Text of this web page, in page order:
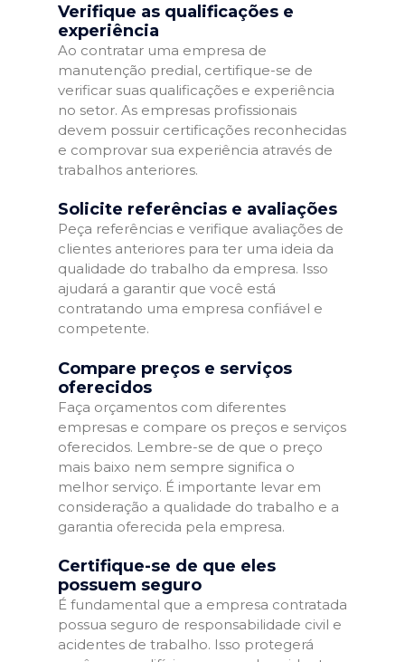
Verifique as qualificações e
experiência
Ao contratar uma empresa de
manutenção predial, certifique-se de
verificar suas qualificações e experiência
no setor. As empresas profissionais
devem possuir certificações reconhecidas
e comprovar sua experiência através de
trabalhos anteriores.
Solicite referências e avaliações
Peça referências e verifique avaliações de
clientes anteriores para ter uma ideia da
qualidade do trabalho da empresa. Isso
ajudará a garantir que você está
contratando uma empresa confiável e
competente.
Compare preços e serviços
oferecidos
Faça orçamentos com diferentes
empresas e compare os preços e serviços
oferecidos. Lembre-se de que o preço
mais baixo nem sempre significa o
melhor serviço. É importante levar em
consideração a qualidade do trabalho e a
garantia oferecida pela empresa.
Certifique-se de que eles
possuem seguro
É fundamental que a empresa contratada
possua seguro de responsabilidade civil e
acidentes de trabalho. Isso protegerá